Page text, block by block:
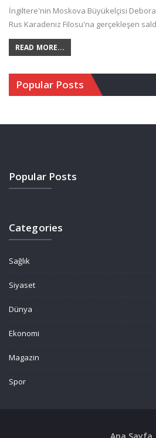
İngiltere'nin Moskova Büyükelçisi
Rus Karadeniz Filosu'na gerçekleşen
READ MORE...
Popular Posts
Popular Posts
Categories
Sağlık
Siyaset
Dünya
Ekonomi
Magazin
Spor
Ana Sayfa